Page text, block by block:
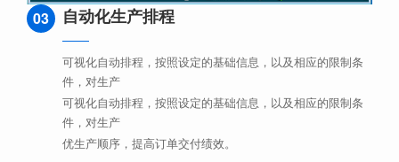
03 自动化生产排程
可视化自动排程，按照设定的基础信息，以及相应的限制条
件，对生产
可视化自动排程，按照设定的基础信息，以及相应的限制条
件，对生产
优生产顺序，提高订单交付绩效。